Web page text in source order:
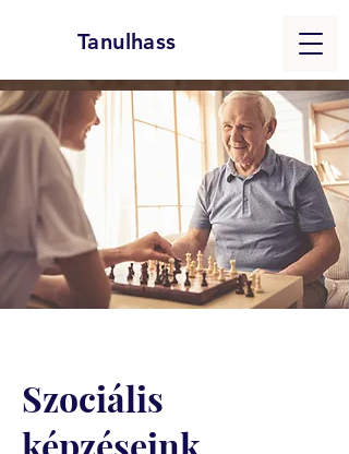
Tanulhass
Szociális